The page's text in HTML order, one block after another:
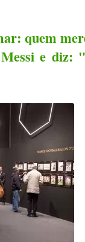
quem
e diz: